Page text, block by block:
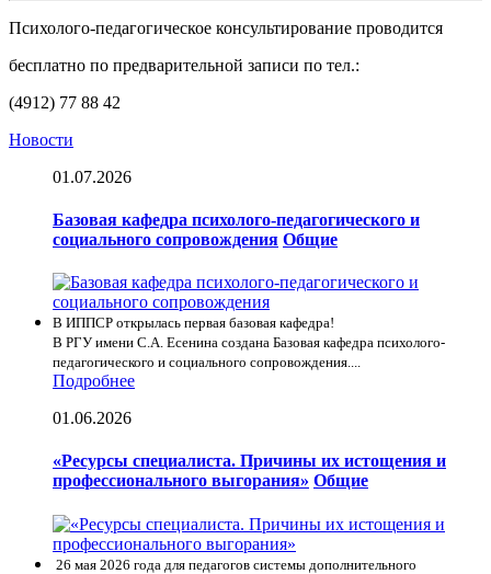
Психолого-педагогическое консультирование проводится
бесплатно по предварительной записи по тел.:
(4912) 77 88 42
Новости
01.07.2026
Базовая кафедра психолого-педагогического и
социального сопровождения Общие
В ИППСР открылась первая базовая кафедра!
В РГУ имени С.А. Есенина создана Базовая кафедра психолого-
педагогического и социального сопровождения....
Подробнее
01.06.2026
«Ресурсы специалиста. Причины их истощения и
профессионального выгорания» Общие
26 мая 2026 года для педагогов системы дополнительного